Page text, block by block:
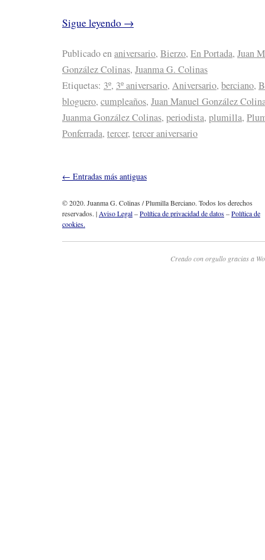
Sigue leyendo →
Publicado enaniversario, Bierzo, En Portada, Juan
González Colinas, Juanma G. Colinas
Etiquetas: 3º, 3º aniversario, Aniversario, berciano,
bloguero, cumpleaños, Juan Manuel González
Juanma González Colinas, periodista, plumilla,
Ponferrada, tercer, tercer aniversario
← Entradas más antiguas
© 2020. Juanma G. Colinas / Plumilla Berciano. Todos los derechos
reservados. | Aviso Legal–Política de privacidad de datos–Política de
cookies.
Creado con orgullo gracias a